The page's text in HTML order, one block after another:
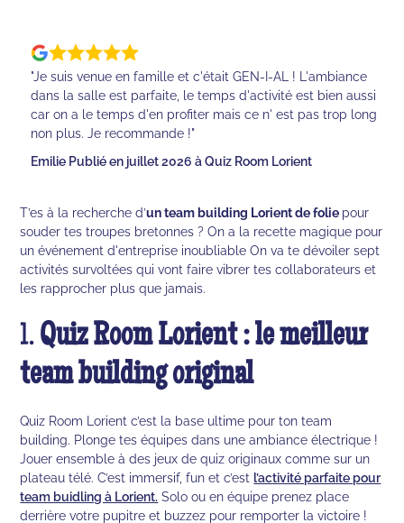
"Je suis venue en famille et c'était GEN-I-AL ! L'ambiance
dans la salle est parfaite, le temps d'activité est bien aussi
car on a le temps d'en profiter mais ce n' est pas trop long
non plus. Je recommande !"
Emilie Publié en juillet 2026 à Quiz Room Lorient
T’es à la recherche d’un team building Lorient de folie pour
souder tes troupes bretonnes ? On a la recette magique pour
un événement d'entreprise inoubliable On va te dévoiler sept
activités survoltées qui vont faire vibrer tes collaborateurs et
les rapprocher plus que jamais.
1.Quiz Room Lorient : le meilleur
team building original
Quiz Room Lorient c’est la base ultime pour ton team
building. Plonge tes équipes dans une ambiance électrique !
Jouer ensemble à des jeux de quiz originaux comme sur un
plateau télé. C’est immersif, fun et c’est l’activité parfaite pour
team buidling à Lorient. Solo ou en équipe prenez place
derrière votre pupitre et buzzez pour remporter la victoire !